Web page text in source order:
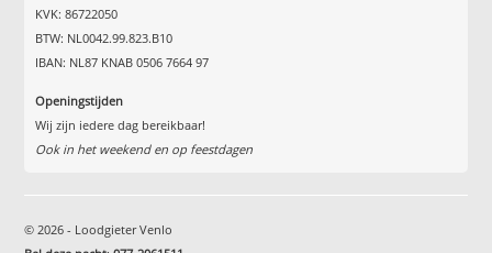
KVK: 86722050
BTW: NL0042.99.823.B10
IBAN: NL87 KNAB 0506 7664 97
Openingstijden
Wij zijn iedere dag bereikbaar!
Ook in het weekend en op feestdagen
© 2026 - Loodgieter Venlo